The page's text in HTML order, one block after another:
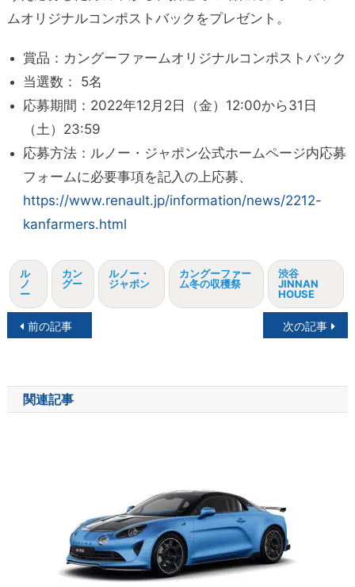
ムオリジナルコンポストバックをプレゼント。
賞品：カングーファームオリジナルコンポストバック
当選数： 5名
応募期間：2022年12月2日（金）12:00から31日
（土）23:59
応募方法：ルノー・ジャポン公式ホームページ内応募
フォームに必要事項を記入の上応募、
https://www.renault.jp/information/news/2212-
kanfarmers.html
ル
ノ
ー
カン
グー
ルノー・
ジャポン
カングーファー
ム冬の収穫祭
渋谷
JINNAN
HOUSE
投
ナ
ビ
前の記事 次の記事
関連記事